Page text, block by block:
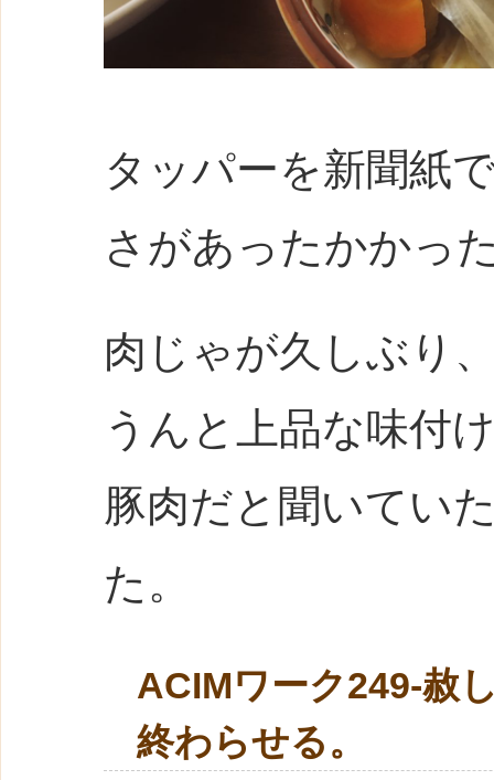
タッパーを新聞紙
さがあったかかっ
肉じゃが久しぶり
うんと上品な味付
豚肉だと聞いてい
た。
ACIMワーク249‐赦
終わらせる。